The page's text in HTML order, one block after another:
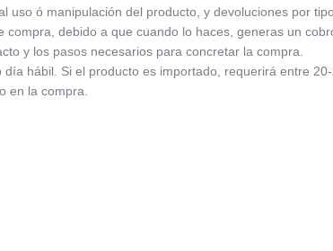
ó manipulación del producto, y devoluciones por
debido a que cuando lo haces, generas un
y los pasos necesarios para concretar la compra.
hábil. Si el producto es importado, requerirá entre
en la compra.